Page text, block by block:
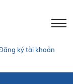
ký tài khoản